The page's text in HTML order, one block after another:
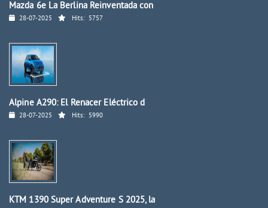
Mazda 6e La Berlina Reinventada con
28-07-2025 Hits: 5757
Alpine A290: El Renacer Eléctrico d
28-07-2025 Hits: 5990
KTM 1390 Super Adventure S 2025, la